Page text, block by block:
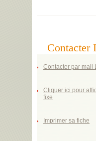
Contacter
Contacter par mail
Cliquer ici pour
fixe
Imprimer sa fiche